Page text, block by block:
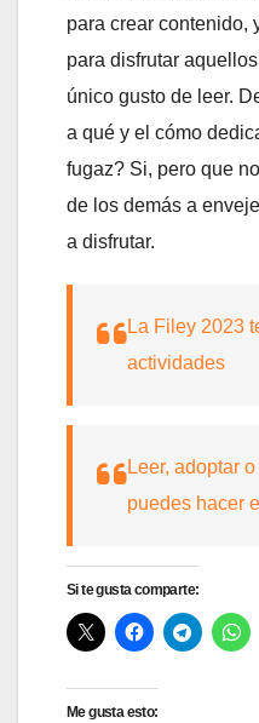
para crear contenido,
para disfrutar
único gusto de leer.
a qué y el cómo
fugaz? Si, pero que
de los demás a
a disfrutar.
La Filey 2023
actividades
Leer, adoptar
puedes hacer
Si te gusta comparte:
Me gusta esto: